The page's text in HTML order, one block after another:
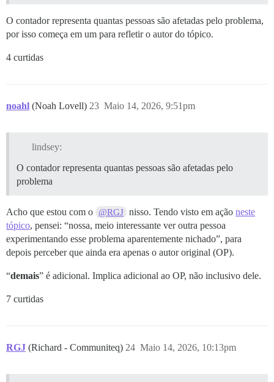
O contador representa quantas pessoas são afetadas pelo problema,
por isso começa em um para refletir o autor do tópico.
4 curtidas
noahl (Noah Lovell) Maio 14, 2026, 9:51pm
23
lindsey:
O contador representa quantas pessoas são afetadas pelo
problema
Acho que estou com o @RGJ nisso. Tendo visto em açãoneste
tópico, pensei: “nossa, meio interessante ver outra pessoa
experimentando esse problema aparentemente nichado”, para
depois perceber que ainda era apenas o autor original (OP).
“demais” é adicional. Implica adicional ao OP, não inclusivo dele.
7 curtidas
RGJ (Richard - Communiteq) Maio 14, 2026, 10:13pm
24